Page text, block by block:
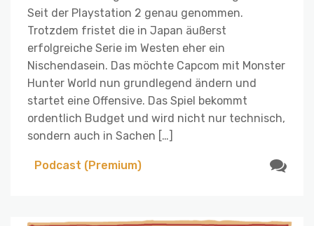
Seit der Playstation 2 genau genommen.
Trotzdem fristet die in Japan äußerst
erfolgreiche Serie im Westen eher ein
Nischendasein. Das möchte Capcom mit Monster
Hunter World nun grundlegend ändern und
startet eine Offensive. Das Spiel bekommt
ordentlich Budget und wird nicht nur technisch,
sondern auch in Sachen […]
Podcast (Premium)